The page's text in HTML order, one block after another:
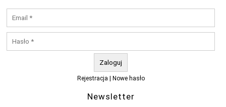
Rejestracja Nowe hasło
Newsletter